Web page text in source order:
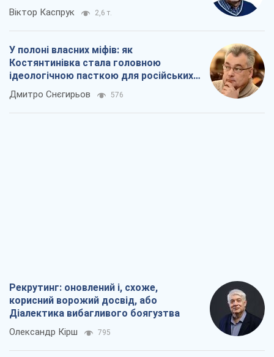
Віктор Каспрук 2,6 т.
У полоні власних міфів: як
Костянтинівка стала головною
ідеологічною пасткою для російських
окупантів
Дмитро Снєгирьов 576
Рекрутинг: оновлений і, схоже,
корисний ворожий досвід, або
Діалектика вибагливого боягузтва
Олександр Кірш 795